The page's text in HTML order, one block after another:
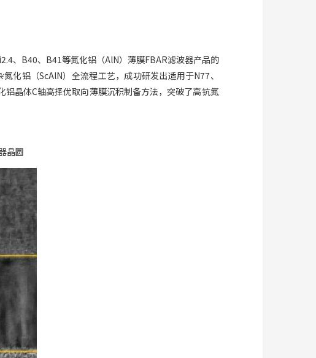
、B40、B41等氮化铝（AlN）薄膜FBAR滤波器产品的
化铝（ScAlN）全流程工艺，成功研发出适用于N77、
晶体C轴高择优取向薄膜沉积制备方法，突破了高钪氮
晶圆